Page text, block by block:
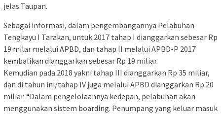
jelas Taupan.
Sebagai informasi, dalam pengembangannya Pelabuhan
Tengkayu I Tarakan, untuk 2017 tahap I dianggarkan sebesar Rp
19 milar melalui APBD, dan tahap II melalui APBD-P 2017
kembalikan dianggarkan sebesar Rp 19 miliar.
Kemudian pada 2018 yakni tahap III dianggarkan Rp 35 miliar,
dan di tahun ini/tahap IV juga melalui APBD dianggarkan Rp 20
miliar. “Dalam pengelolaannya kedepan, pelabuhan akan
menggunakan sistem boarding. Penumpang yang keluar masuk